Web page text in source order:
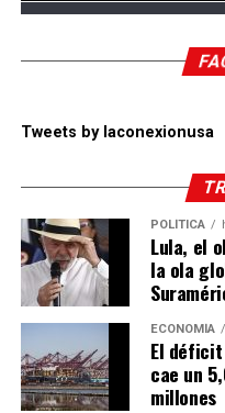
Tweets by laconexionusa
POLÍTICA
Lula, el
la ola
ECONOMÍA
El déficit
cae un
millones